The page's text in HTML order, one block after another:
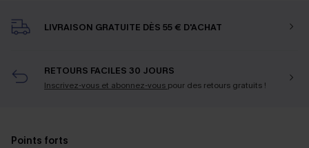
LIVRAISON GRATUITE DÈS 55 € D'ACHAT
RETOURS FACILES 30 JOURS
Inscrivez-vous et abonnez-vous pour des retours gratuits !
Points forts